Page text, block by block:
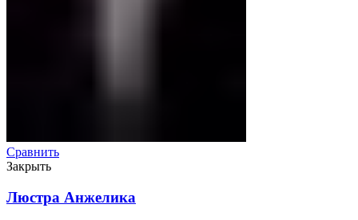
Сравнить
Закрыть
Люстра Анжелика